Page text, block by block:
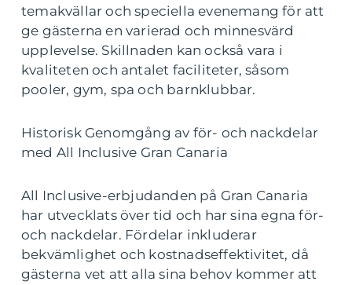
temakvällar och speciella evenemang för att
ge gästerna en varierad och minnesvärd
upplevelse. Skillnaden kan också vara i
kvaliteten och antalet faciliteter, såsom
pooler, gym, spa och barnklubbar.
Historisk Genomgång av för- och nackdelar
med All Inclusive Gran Canaria
All Inclusive-erbjudanden på Gran Canaria
har utvecklats över tid och har sina egna för-
och nackdelar. Fördelar inkluderar
bekvämlighet och kostnadseffektivitet, då
gästerna vet att alla sina behov kommer att